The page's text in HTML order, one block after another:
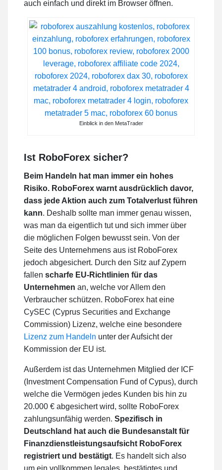
auch einfach und direkt im Browser öffnen.
Einblick in den MetaTrader
Ist RoboForex sicher?
Beim Handeln hat man immer ein hohes
Risiko. RoboForex warnt ausdrücklich davor,
dass jede Aktion auch zum Totalverlust führen
kann. Deshalb sollte man immer genau wissen,
was man da eigentlich tut und sich immer über
die möglichen Folgen bewusst sein. Von der
Seite des Unternehmens aus ist RoboForex
jedoch abgesichert. Durch den Sitz auf Zypern
fallen scharfe EU-Richtlinien für das
Unternehmen an, welche vor Allem den
Verbraucher schützen. RoboForex hat eine
CySEC (Cyprus Securities and Exchange
Commission) Lizenz, welche eine besondere
Lizenz zum Handeln unter der Aufsicht der
Kommission der EU ist.
Außerdem ist das Unternehmen Mitglied der ICF
(Investment Compensation Fund of Cypus), durch
welche die Vermögen jedes Kunden bis hin zu
20.000 € abgesichert wird, sollte RoboForex
zahlungsunfähig werden. Spezifisch in
Deutschland hat auch die Bundesanstalt für
Finanzdienstleistungsaufsicht RoboForex
registriert und bestätigt. Es handelt sich also
um ein vollkommen legales, bestätigtes und